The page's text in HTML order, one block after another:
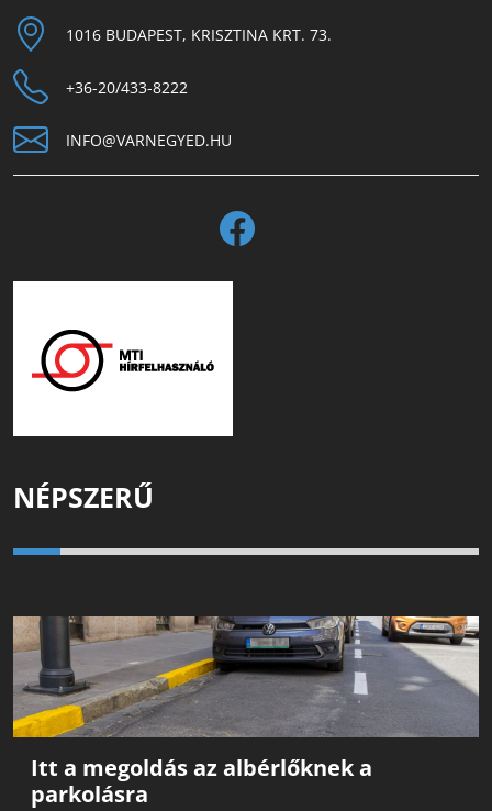
1016 BUDAPEST, KRISZTINA KRT. 73.
+36-20/433-8222
INFO@VARNEGYED.HU
NÉPSZERŰ
Itt a megoldás az albérlőknek a
parkolásra